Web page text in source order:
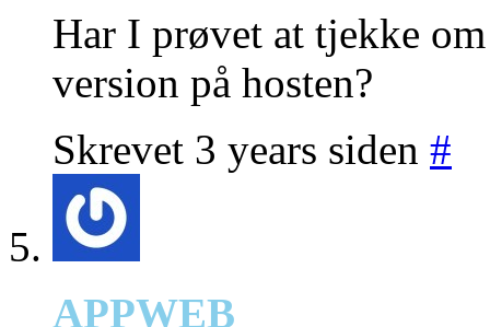
Har I prøvet at tjekke
version på hosten?
Skrevet 3 years siden #
APPWEB